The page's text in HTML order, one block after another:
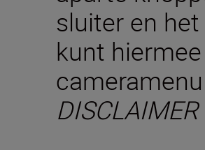
sluiter en
kunt
DISCLAIMER